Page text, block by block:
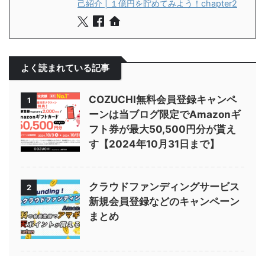
己紹介 | １億円を貯めてみよう！chapter2
よく読まれている記事
1
COZUCHI無料会員登録キャンペ
ーンは当ブログ限定でAmazonギ
フト券が最大50,500円分が貰え
す【2024年10月31日まで】
2
クラウドファンディングサービス
新規会員登録などのキャンペーン
まとめ